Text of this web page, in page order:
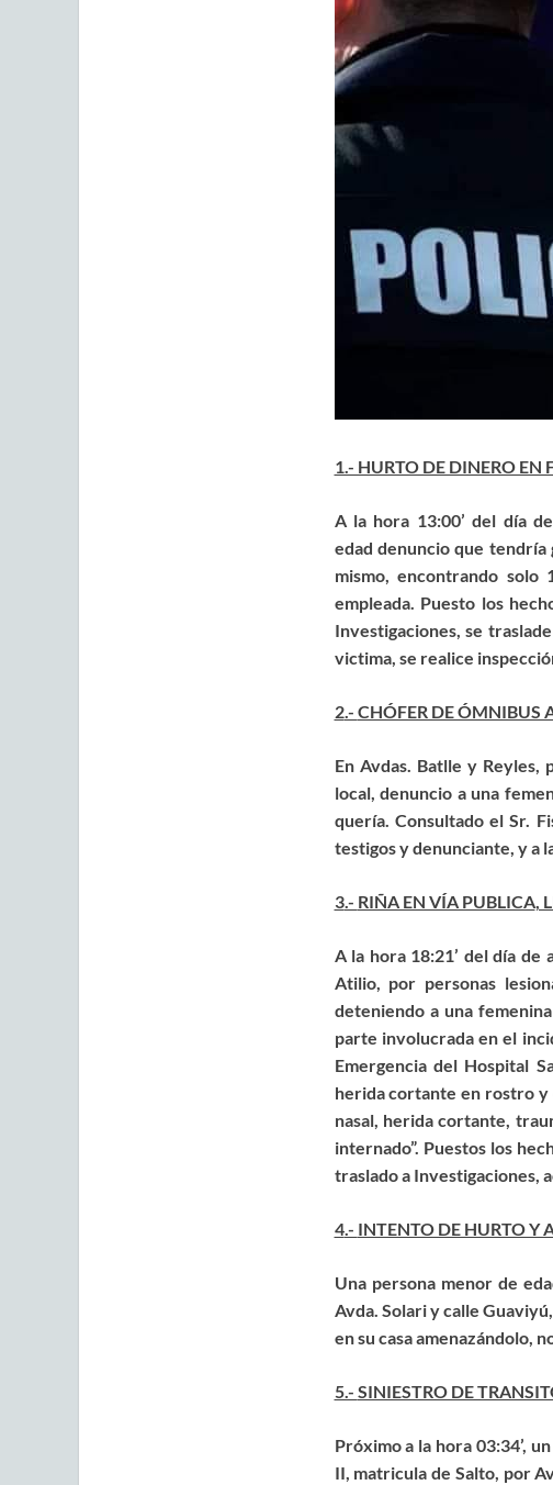
1.- HURTO DE DINERO EN
A la hora 13:00’ del día
edad denuncio que tendría
mismo, encontrando solo
empleada. Puesto los
Investigaciones, se
victima, se realice
2.- CHÓFER DE ÓMNIBUS
En Avdas. Batlle y Reyles,
local,denuncio a una
quería. Consultado el Sr.
testigos y denunciante, y a
3.- RIÑA EN VÍA PUBLICA,
A la hora 18:21’ del día
Atilio, por personas
deteniendo a una
parte involucrada en el
Emergencia del Hospital
herida cortante en rostro y
nasal, herida cortante,
internado”. Puestos los
traslado a Investigaciones,
4.- INTENTO DE HURTO Y
Una persona menor de
Avda. Solari y calle
en su casa amenazándolo,
5.- SINIESTRO DE
Próximo a la hora 03:34’,
II, matricula de Salto, por